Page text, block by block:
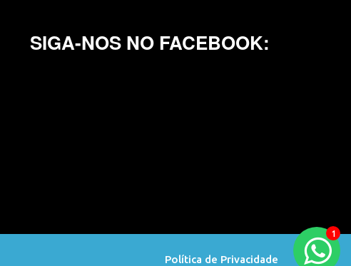
SIGA-NOS NO FACEBOOK:
Política de Privacidade Orçamento